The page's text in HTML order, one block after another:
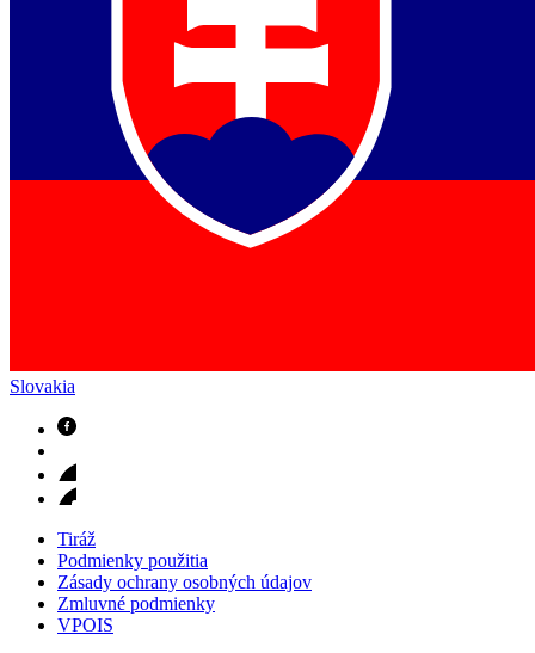
Slovakia
Tiráž
Podmienky použitia
Zásady ochrany osobných údajov
Zmluvné podmienky
VPOIS